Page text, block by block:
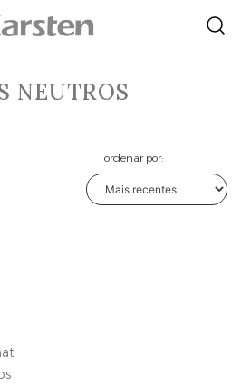
NEUTROS
ordenar por: